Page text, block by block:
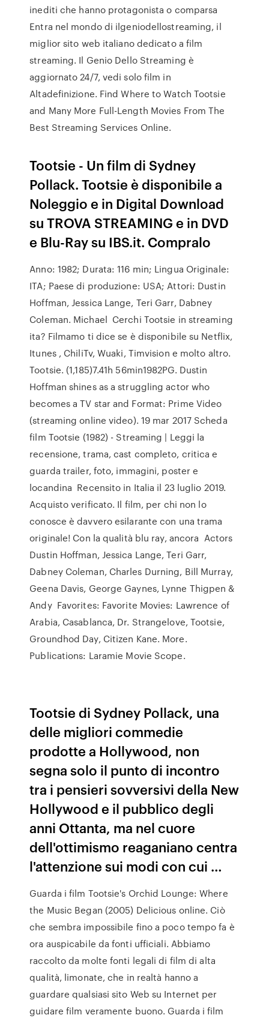
inediti che hanno protagonista o comparsa
Entra nel mondo di ilgeniodellostreaming, il
miglior sito web italiano dedicato a film
streaming. Il Genio Dello Streaming è
aggiornato 24/7, vedi solo film in
Altadefinizione. Find Where to Watch Tootsie
and Many More Full-Length Movies From The
Best Streaming Services Online.
Tootsie - Un film di Sydney
Pollack. Tootsie è disponibile a
Noleggio e in Digital Download
su TROVA STREAMING e in DVD
e Blu-Ray su IBS.it. Compralo
Anno: 1982; Durata: 116 min; Lingua Originale:
ITA; Paese di produzione: USA; Attori: Dustin
Hoffman, Jessica Lange, Teri Garr, Dabney
Coleman. Michael Cerchi Tootsie in streaming
ita? Filmamo ti dice se è disponibile su Netflix,
Itunes , ChiliTv, Wuaki, Timvision e molto altro.
Tootsie. (1,185)7.41h 56min1982PG. Dustin
Hoffman shines as a struggling actor who
becomes a TV star and Format: Prime Video
(streaming online video). 19 mar 2017 Scheda
film Tootsie (1982) - Streaming | Leggi la
recensione, trama, cast completo, critica e
guarda trailer, foto, immagini, poster e
locandina Recensito in Italia il 23 luglio 2019.
Acquisto verificato. Il film, per chi non lo
conosce è davvero esilarante con una trama
originale! Con la qualità blu ray, ancora Actors
Dustin Hoffman, Jessica Lange, Teri Garr,
Dabney Coleman, Charles Durning, Bill Murray,
Geena Davis, George Gaynes, Lynne Thigpen &
Andy Favorites: Favorite Movies: Lawrence of
Arabia, Casablanca, Dr. Strangelove, Tootsie,
Groundhod Day, Citizen Kane. More.
Publications: Laramie Movie Scope.
Tootsie di Sydney Pollack, una
delle migliori commedie
prodotte a Hollywood, non
segna solo il punto di incontro
tra i pensieri sovversivi della New
Hollywood e il pubblico degli
anni Ottanta, ma nel cuore
dell'ottimismo reaganiano centra
l'attenzione sui modi con cui …
Guarda i film Tootsie's Orchid Lounge: Where
the Music Began (2005) Delicious online. Ciò
che sembra impossibile fino a poco tempo fa è
ora auspicabile da fonti ufficiali. Abbiamo
raccolto da molte fonti legali di film di alta
qualità, limonate, che in realtà hanno a
guardare qualsiasi sito Web su Internet per
guidare film veramente buono. Guarda i film